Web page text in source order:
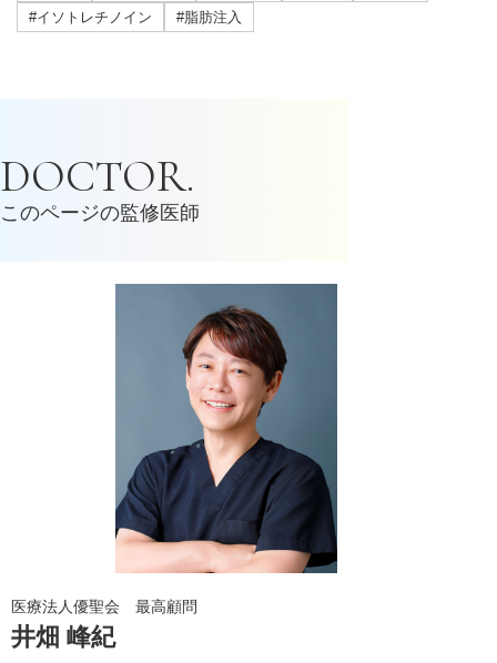
#イソトレチノイン
#脂肪注入
DOCTOR.
このページの監修医師
医療法人優聖会 最高顧問
井畑 峰紀